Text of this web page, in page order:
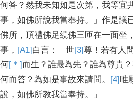
何答 ？然我未知如是次第 ，我等宜
事 ，如佛所說我當奉持。」作是議
佛所 ，頂禮佛足繞佛三匝在一面坐
事 ， [A1] 白言 ：「世[3]尊 ！若有人
何[＊] 而生 ？誰最為先 ？誰為尊貴 ？
何而答 ？為如是事故來請問。 [4]唯
說 ，如佛所教我當奉持。」